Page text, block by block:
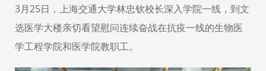
3月25日，上海交通大学林忠钦校长深入学院一线，到文
选医学大楼亲切看望慰问连续奋战在抗疫一线的生物医
学工程学院和医学院教职工。